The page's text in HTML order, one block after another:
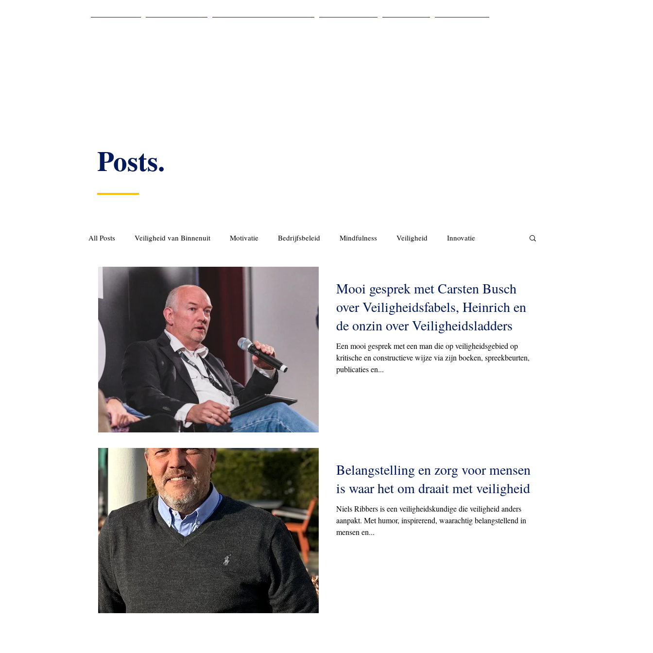
Posts.
All Posts Veiligheid van Binnenuit Motivatie Bedrijfsbeleid Mindfulness Veiligheid Innovatie
Informatie Cultuur
Mooi gesprek met Carsten Busch
over Veiligheidsfabels, Heinrich en
de onzin over Veiligheidsladders
Een mooi gesprek met een man die op veiligheidsgebied op
kritische en constructieve wijze via zijn boeken, spreekbeurten,
publicaties en...
Belangstelling en zorg voor mensen
is waar het om draait met veiligheid
Niels Ribbers is een veiligheidskundige die veiligheid anders
aanpakt. Met humor, inspirerend, waarachtig belangstellend in
mensen en...